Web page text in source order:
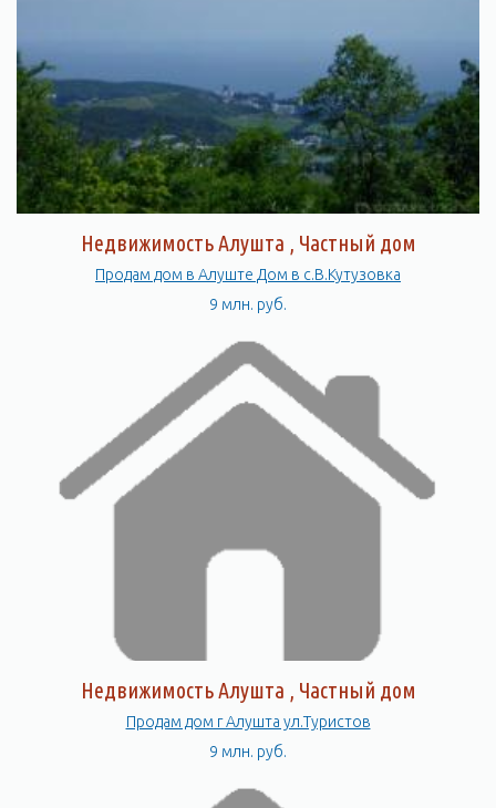
Недвижимость Алушта , Частный дом
Продам дом в Алуште Дом в с.В.Кутузовка
9 млн. руб.
Недвижимость Алушта , Частный дом
Продам дом г Алушта ул.Туристов
9 млн. руб.